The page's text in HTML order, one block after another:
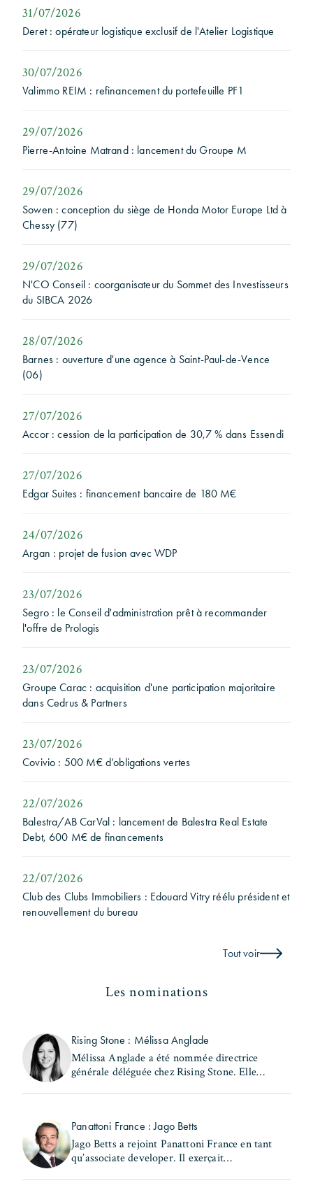
31/07/2026
Deret : opérateur logistique exclusif de l'Atelier Logistique
30/07/2026
Valimmo REIM : refinancement du portefeuille PF1
29/07/2026
Pierre-Antoine Matrand : lancement du Groupe M
29/07/2026
Sowen : conception du siège de Honda Motor Europe Ltd à
Chessy (77)
29/07/2026
N'CO Conseil : coorganisateur du Sommet des Investisseurs
du SIBCA 2026
28/07/2026
Barnes : ouverture d'une agence à Saint-Paul-de-Vence
(06)
27/07/2026
Accor : cession de la participation de 30,7 % dans Essendi
27/07/2026
Edgar Suites : financement bancaire de 180 M€
24/07/2026
Argan : projet de fusion avec WDP
23/07/2026
Segro : le Conseil d'administration prêt à recommander
l'offre de Prologis
23/07/2026
Groupe Carac : acquisition d'une participation majoritaire
dans Cedrus & Partners
23/07/2026
Covivio : 500 M€ d’obligations vertes
22/07/2026
Balestra/AB CarVal : lancement de Balestra Real Estate
Debt, 600 M€ de financements
22/07/2026
Club des Clubs Immobiliers : Edouard Vitry réélu président et
renouvellement du bureau
Tout voir
Les nominations
Rising Stone : Mélissa Anglade
Mélissa Anglade a été nommée directrice
générale déléguée chez Rising Stone. Elle
Panattoni France : Jago Betts
Jago Betts a rejoint Panattoni France en tant
qu’associate developer. Il exerçait